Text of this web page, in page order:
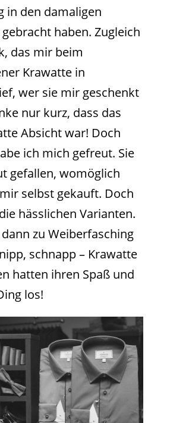
in den damaligen
haben. Zugleich
das mir beim
Krawatte in
wer sie mir geschenkt
nur kurz, dass das
Absicht war! Doch
ich mich gefreut. Sie
gefallen, womöglich
selbst gekauft. Doch
hässlichen Varianten.
zu Weiberfasching
schnapp – Krawatte
hatten ihren Spaß und
los!